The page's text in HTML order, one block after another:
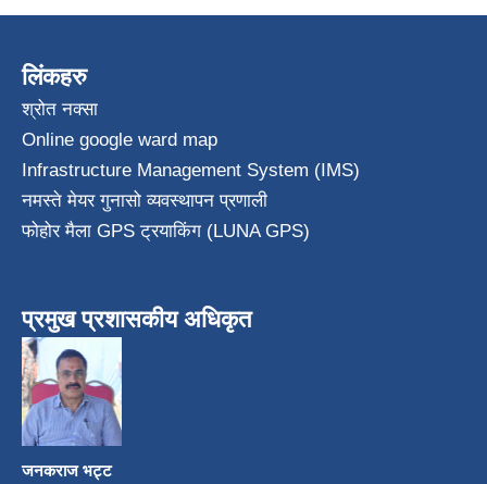
लिंकहरु
श्रोत नक्सा
Online google ward map
Infrastructure Management System (IMS)
नमस्ते मेयर गुनासो व्यवस्थापन प्रणाली
फोहोर मैला GPS ट्रयाकिंग (LUNA GPS)
प्रमुख प्रशासकीय अधिकृत
जनकराज भट्ट